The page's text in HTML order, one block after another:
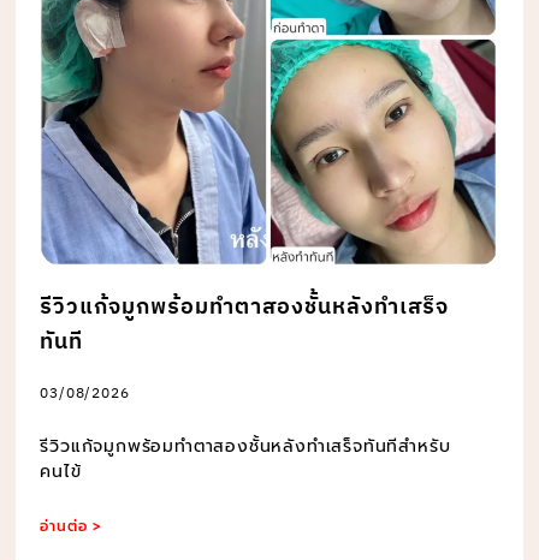
รีวิวแก้จมูกพร้อมทำตาสองชั้นหลังทำเสร็จ
ทันที
03/08/2026
รีวิวแก้จมูกพร้อมทำตาสองชั้นหลังทำเสร็จทันทีสำหรับ
คนไข้
อ่านต่อ >